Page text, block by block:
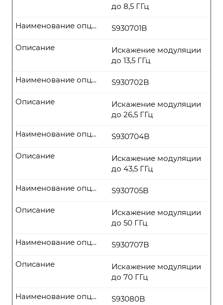
до 8,5 ГГц
S930701B
Наименование опции
Искажение модуляции
до 13,5 ГГц
Описание
S930702B
Наименование опции
Искажение модуляции
до 26,5 ГГц
Описание
S930704B
Наименование опции
Искажение модуляции
до 43,5 ГГц
Описание
S930705B
Наименование опции
Искажение модуляции
до 50 ГГц
Описание
S930707B
Наименование опции
Искажение модуляции
до 70 ГГц
Описание
S93080B
Наименование опции